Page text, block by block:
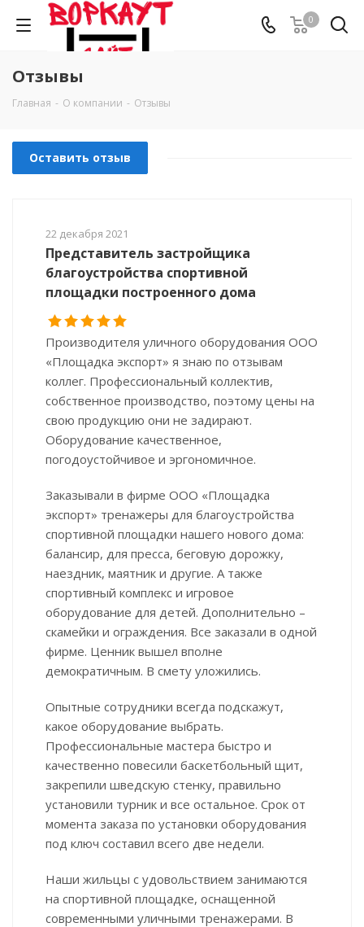
0
Отзывы
Главная - О компании - Отзывы
Оставить отзыв
22 декабря 2021
Представитель застройщика
благоустройства спортивной
площадки построенного дома
Производителя уличного оборудования ООО
«Площадка экспорт» я знаю по отзывам
коллег. Профессиональный коллектив,
собственное производство, поэтому цены на
свою продукцию они не задирают.
Оборудование качественное,
погодоустойчивое и эргономичное.
Заказывали в фирме ООО «Площадка
экспорт» тренажеры для благоустройства
спортивной площадки нашего нового дома:
балансир, для пресса, беговую дорожку,
наездник, маятник и другие. А также
спортивный комплекс и игровое
оборудование для детей. Дополнительно –
скамейки и ограждения. Все заказали в одной
фирме. Ценник вышел вполне
демократичным. В смету уложились.
Опытные сотрудники всегда подскажут,
какое оборудование выбрать.
Профессиональные мастера быстро и
качественно повесили баскетбольный щит,
закрепили шведскую стенку, правильно
установили турник и все остальное. Срок от
момента заказа по установки оборудования
под ключ составил всего две недели.
Наши жильцы с удовольствием занимаются
на спортивной площадке, оснащенной
современными уличными тренажерами. В